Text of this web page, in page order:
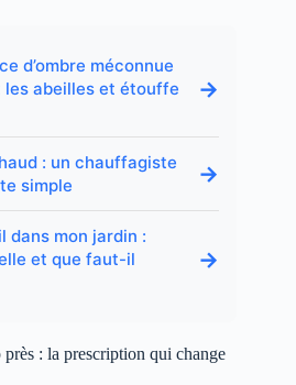
d’ombre méconnue
les abeilles et étouffe
→
: un chauffagiste
simple
→
dans mon jardin :
et que faut-il
→
: la prescription qui change